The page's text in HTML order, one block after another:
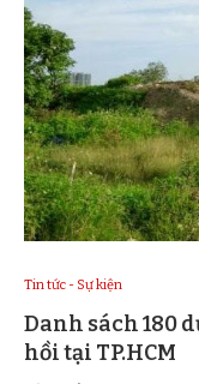
Tin tức - Sự kiện
Danh sách 180
hồi tại TP.HCM